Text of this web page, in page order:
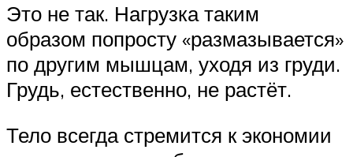
Это не так. Нагрузка таким
образом попросту «размазывается»
по другим мышцам, уходя из груди.
Грудь, естественно, не растёт.
Тело всегда стремится к экономии